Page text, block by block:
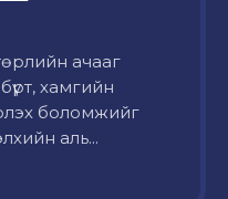
ачааг
хамгийн
боломжийг
аль...